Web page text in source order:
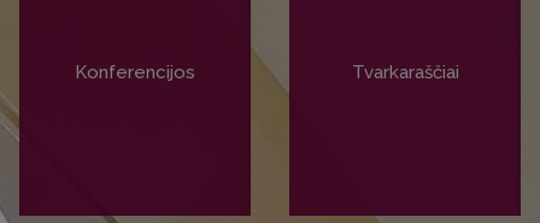
Konferencijos Tvarkaraščiai